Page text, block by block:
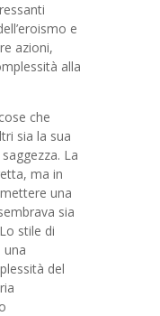
e
azioni,
alla
che
sia la sua
La
ma in
una
sia
stile di
una
del